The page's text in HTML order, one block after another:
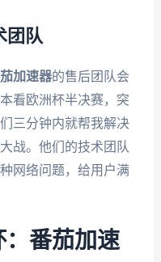
团队
加速器的售后团队会
看欧洲杯半决赛，突
三分钟内就帮我解决
战。他们的技术团队
网络问题，给用户满
番茄加速